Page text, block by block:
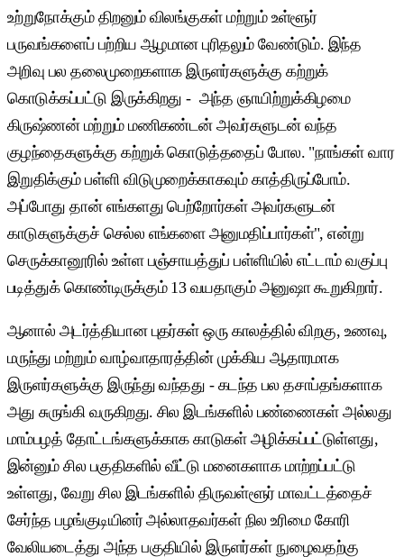
உற்றுநோக்கும் திறனும் விலங்குகள் மற்றும் உள்ளூர்
பருவங்களைப் பற்றிய ஆழமான புரிதலும் வேண்டும். இந்த
அறிவு பல தலைமுறைகளாக இருளர்களுக்கு கற்றுக்
கொடுக்கப்பட்டு இருக்கிறது - அந்த ஞாயிற்றுக்கிழமை
கிருஷ்ணன் மற்றும் மணிகண்டன் அவர்களுடன் வந்த
குழந்தைகளுக்கு கற்றுக் கொடுத்ததைப் போல. "நாங்கள் வார
இறுதிக்கும் பள்ளி விடுமுறைக்காகவும் காத்திருப்போம்.
அப்போது தான் எங்களது பெற்றோர்கள் அவர்களுடன்
காடுகளுக்குச் செல்ல எங்களை அனுமதிப்பார்கள்", என்று
செருக்கானூரில் உள்ள பஞ்சாயத்துப் பள்ளியில் எட்டாம் வகுப்பு
படித்துக் கொண்டிருக்கும் 13 வயதாகும் அனுஷா கூறுகிறார்.
ஆனால் அடர்த்தியான புதர்கள் ஒரு காலத்தில் விறகு, உணவு,
மருந்து மற்றும் வாழ்வாதாரத்தின் முக்கிய ஆதாரமாக
இருளர்களுக்கு இருந்து வந்தது - கடந்த பல தசாப்தங்களாக
அது சுருங்கி வருகிறது. சில இடங்களில் பண்ணைகள் அல்லது
மாம்பழத் தோட்டங்களுக்காக காடுகள் அழிக்கப்பட்டுள்ளது,
இன்னும் சில பகுதிகளில் வீட்டு மனைகளாக மாற்றப்பட்டு
உள்ளது, வேறு சில இடங்களில் திருவள்ளூர் மாவட்டத்தைச்
சேர்ந்த பழங்குடியினர் அல்லாதவர்கள் நில உரிமை கோரி
வேலியடைத்து அந்த பகுதியில் இருளர்கள் நுழைவதற்கு